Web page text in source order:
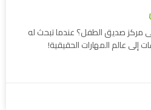
مركز صديق الطفل؟ عندما تبحث له
إلى عالم المهارات الحقيقية!